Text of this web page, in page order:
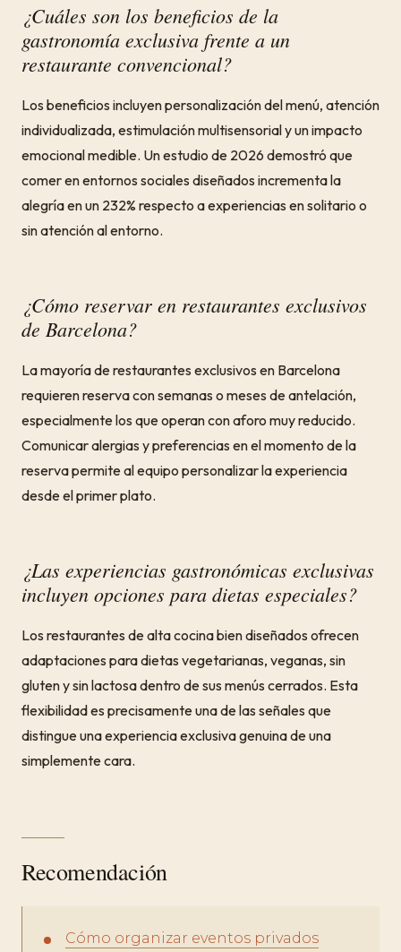
¿Cuáles son los beneficios de la
gastronomía exclusiva frente a un
restaurante convencional?
Los beneficios incluyen personalización del menú, atención
individualizada, estimulación multisensorial y un impacto
emocional medible. Un estudio de 2026 demostró que
comer en entornos sociales diseñados incrementa la
alegría en un 232% respecto a experiencias en solitario o
sin atención al entorno.
¿Cómo reservar en restaurantes exclusivos
de Barcelona?
La mayoría de restaurantes exclusivos en Barcelona
requieren reserva con semanas o meses de antelación,
especialmente los que operan con aforo muy reducido.
Comunicar alergias y preferencias en el momento de la
reserva permite al equipo personalizar la experiencia
desde el primer plato.
¿Las experiencias gastronómicas exclusivas
incluyen opciones para dietas especiales?
Los restaurantes de alta cocina bien diseñados ofrecen
adaptaciones para dietas vegetarianas, veganas, sin
gluten y sin lactosa dentro de sus menús cerrados. Esta
flexibilidad es precisamente una de las señales que
distingue una experiencia exclusiva genuina de una
simplemente cara.
Recomendación
Cómo organizar eventos privados